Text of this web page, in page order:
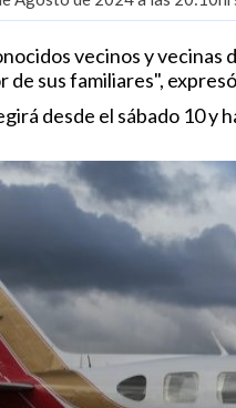
vecinos y
de sus familiares",
desde el sábado 10 y